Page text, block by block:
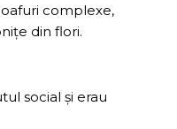
complexe,
din flori.
social și erau